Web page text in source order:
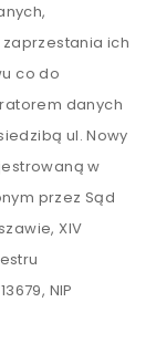
ich
co do
danych
ul. Nowy
w
przez Sąd
XIV
NIP